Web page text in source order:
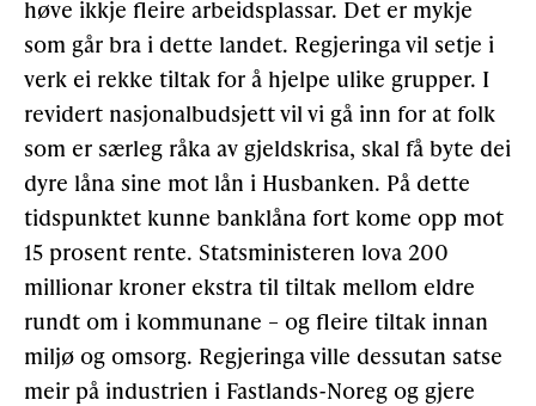
høve ikkje fleire arbeidsplassar. Det er mykje
som går bra i dette landet. Regjeringa vil setje i
verk ei rekke tiltak for å hjelpe ulike grupper. I
revidert nasjonalbudsjett vil vi gå inn for at folk
som er særleg råka av gjeldskrisa, skal få byte dei
dyre låna sine mot lån i Husbanken. På dette
tidspunktet kunne banklåna fort kome opp mot
15 prosent rente. Statsministeren lova 200
millionar kroner ekstra til tiltak mellom eldre
rundt om i kommunane – og fleire tiltak innan
miljø og omsorg. Regjeringa ville dessutan satse
meir på industrien i Fastlands-Noreg og gjere